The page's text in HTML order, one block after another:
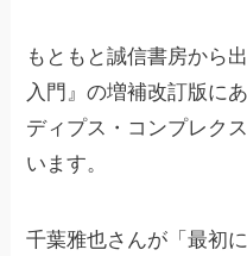
もともと誠信書房から
入門』の増補改訂版に
ディプス・コンプレク
います。
千葉雅也さんが「最初